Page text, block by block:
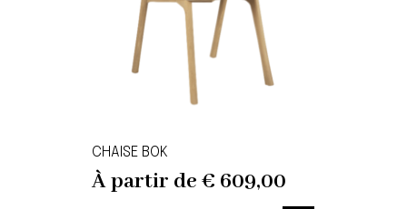
CHAISE BOK
À partir de€ 609,00